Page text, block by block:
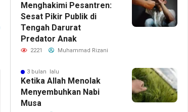
Menghakimi Pesantren:
Sesat Pikir Publik di
Tengah Darurat
Predator Anak
2221 Muhammad Rizani
3 bulan lalu
Ketika Allah Menolak
Menyembuhkan Nabi
Musa